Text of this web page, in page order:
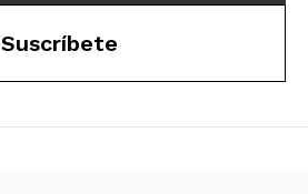
Suscríbete